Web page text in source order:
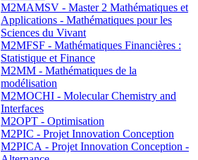
M2MAMSV - Master 2 Mathématiques et
Applications - Mathématiques pour les
Sciences du Vivant
M2MFSF - Mathématiques Financières :
Statistique et Finance
M2MM - Mathématiques de la
modélisation
M2MOCHI - Molecular Chemistry and
Interfaces
M2OPT - Optimisation
M2PIC - Projet Innovation Conception
M2PICA - Projet Innovation Conception -